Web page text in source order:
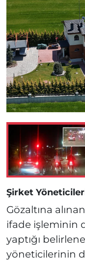
Şirket
Gözaltına
ifade işleminin
yaptığı
yöneticilerinin